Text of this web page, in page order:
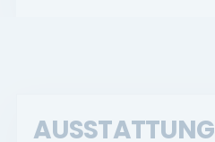
AUSSTATTUNG